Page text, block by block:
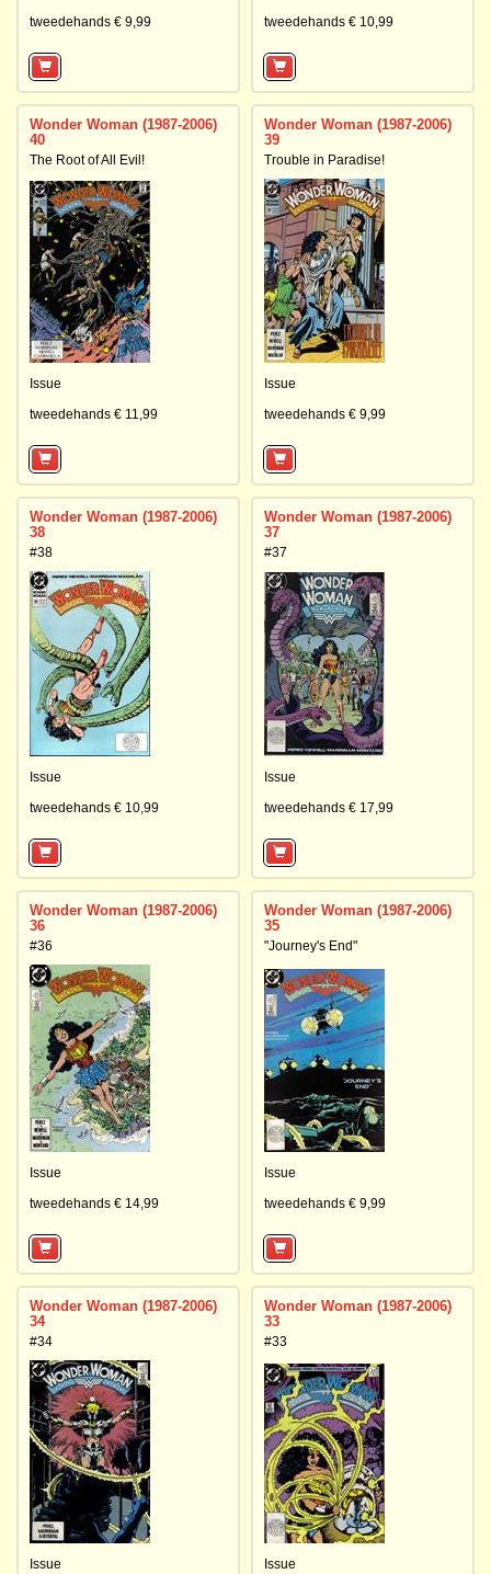
tweedehands € 9,99
tweedehands € 10,99
Wonder Woman (1987-2006)
40
The Root of All Evil!
Issue
tweedehands € 11,99
Wonder Woman (1987-2006)
39
Trouble in Paradise!
Issue
tweedehands € 9,99
Wonder Woman (1987-2006)
38
#38
Issue
tweedehands € 10,99
Wonder Woman (1987-2006)
37
#37
Issue
tweedehands € 17,99
Wonder Woman (1987-2006)
36
#36
Issue
tweedehands € 14,99
Wonder Woman (1987-2006)
35
"Journey's End"
Issue
tweedehands € 9,99
Wonder Woman (1987-2006)
34
#34
Issue
Wonder Woman (1987-2006)
33
#33
Issue